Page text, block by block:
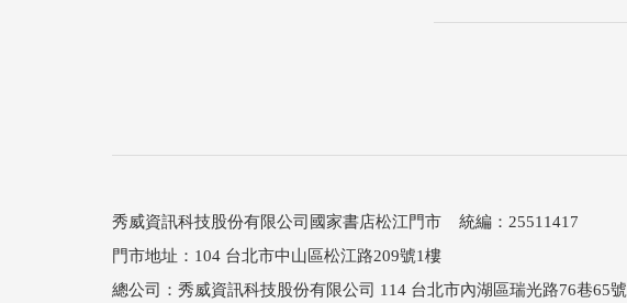
秀威資訊科技股份有限公司國家書店松江門市 統編：25511417
門市地址：104 台北市中山區松江路209號1樓
總公司：秀威資訊科技股份有限公司 114 台北市內湖區瑞光路76巷65號